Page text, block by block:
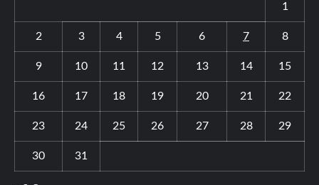
1
2 3 4 5 6 7 8
9 10 11 12 13 14 15
16 17 18 19 20 21 22
23 24 25 26 27 28 29
30 31